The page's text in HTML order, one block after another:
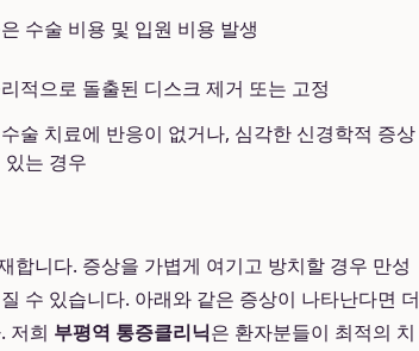
수술 비용 및 입원 비용 발생
적으로 돌출된 디스크 제거 또는 고정
술 치료에 반응이 없거나, 심각한 신경학적 증상
있는 경우
니다. 증상을 가볍게 여기고 방치할 경우 만성
수 있습니다. 아래와 같은 증상이 나타난다면 더
저희 부평역 통증클리닉은 환자분들이 최적의 치